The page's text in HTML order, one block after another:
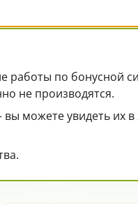
Оплата
по бонусной
не производятся.
можете увидеть их в